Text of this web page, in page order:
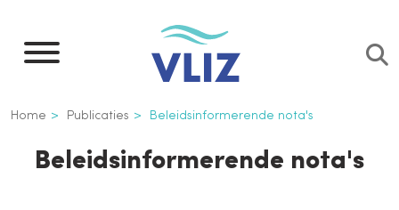
naar
inhoud
gaan
Kruimelpad
Home Publicaties Beleidsinformerende nota's
Beleidsinformerende nota's